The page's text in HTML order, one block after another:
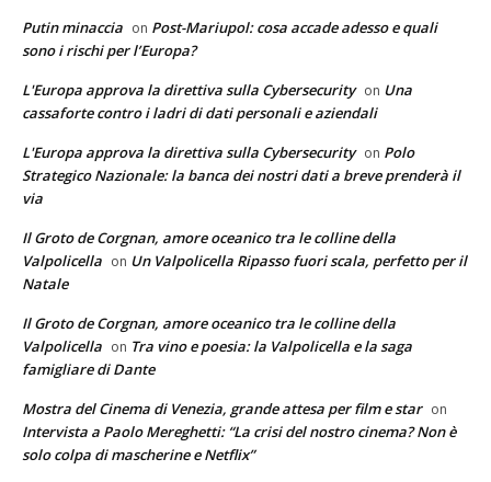
Putin minaccia on Post-Mariupol: cosa accade adesso e quali
sono i rischi per l’Europa?
L'Europa approva la direttiva sulla Cybersecurity on Una
cassaforte contro i ladri di dati personali e aziendali
L'Europa approva la direttiva sulla Cybersecurity on Polo
Strategico Nazionale: la banca dei nostri dati a breve prenderà il
via
Il Groto de Corgnan, amore oceanico tra le colline della
Valpolicella on Un Valpolicella Ripasso fuori scala, perfetto per il
Natale
Il Groto de Corgnan, amore oceanico tra le colline della
Valpolicella on Tra vino e poesia: la Valpolicella e la saga
famigliare di Dante
Mostra del Cinema di Venezia, grande attesa per film e star on
Intervista a Paolo Mereghetti: “La crisi del nostro cinema? Non è
solo colpa di mascherine e Netflix”